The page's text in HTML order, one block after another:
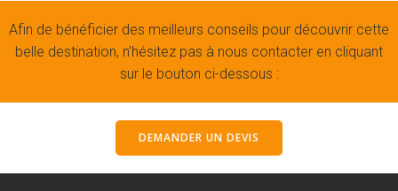
Afin de bénéficier des meilleurs conseils pour découvrir cette
belle destination, n’hésitez pas à nous contacter en cliquant
sur le bouton ci-dessous :
DEMANDER UN DEVIS